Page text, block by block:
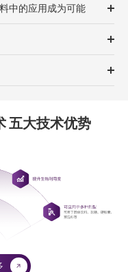
中的应用成为可能
五大技术优势